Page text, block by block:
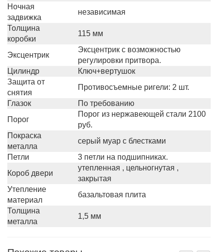
Ночная
задвижка
независимая
Толщина
коробки
115 мм
Эксцентрик
Эксцентрик с возможностью
регулировки притвора.
Цилиндр
Ключ+вертушок
Защита от
снятия
Противосъемные ригели: 2 шт.
Глазок
По требованию
Порог
Порог из нержавеющей стали 2100
руб.
Покраска
металла
серый муар с блестками
Петли
3 петли на подшипниках.
Короб двери
утепленная , цельногнутая ,
закрытая
Утепление
материал
базальтовая плита
Толщина
металла
1,5 мм